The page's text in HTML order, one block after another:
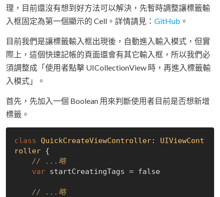
理，目前還沒有想到好方法可以解決，先暫時調整讓標籤輸
入框固定為第一個顯示的 Cell。詳情請見： GitHub 。
目前我們是讓標籤輸入框出現後，自動進入輸入模式，但實
際上，這個快速記帳的頁面還會有其它輸入框，所以我們必
須調整成「使用者點擊 UICollectionView 時，再進入標籤輸
入模式」。
首先，先加入一個 Boolean 用來判斷使用者目前是否想新增
標籤。
class QuickCreateViewController: UIViewCont
roller {
// ...略
var startCreatingTags = false
// ...略